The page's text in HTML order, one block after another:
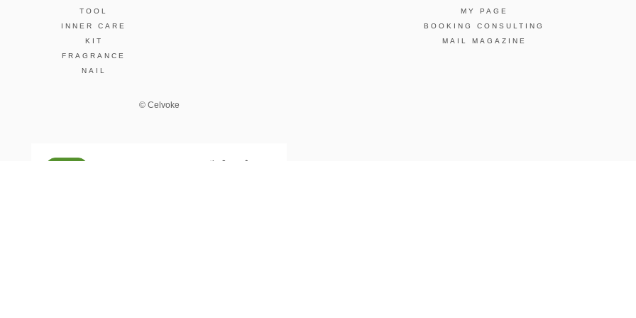
TOOL
INNER CARE
KIT
FRAGRANCE
NAIL
MY PAGE
BOOKING CONSULTING
MAIL MAGAZINE
© Celvoke